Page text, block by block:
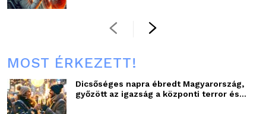
MOST ÉRKEZETT!
Dicsőséges napra ébredt Magyarország,
győzött az igazság a központi terror és...